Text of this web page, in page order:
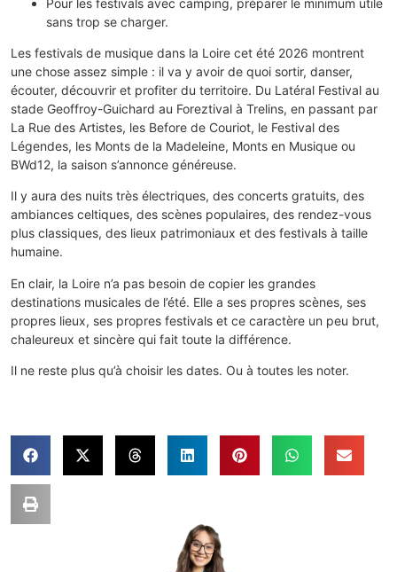
sans trop se charger.
Les festivals de musique dans la Loire cet été 2026 montrent
une chose assez simple : il va y avoir de quoi sortir, danser,
écouter, découvrir et profiter du territoire. Du Latéral Festival au
stade Geoffroy-Guichard au Foreztival à Trelins, en passant par
La Rue des Artistes, les Before de Couriot, le Festival des
Légendes, les Monts de la Madeleine, Monts en Musique ou
BWd12, la saison s’annonce généreuse.
Il y aura des nuits très électriques, des concerts gratuits, des
ambiances celtiques, des scènes populaires, des rendez-vous
plus classiques, des lieux patrimoniaux et des festivals à taille
humaine.
En clair, la Loire n’a pas besoin de copier les grandes
destinations musicales de l’été. Elle a ses propres scènes, ses
propres lieux, ses propres festivals et ce caractère un peu brut,
chaleureux et sincère qui fait toute la différence.
Il ne reste plus qu’à choisir les dates. Ou à toutes les noter.